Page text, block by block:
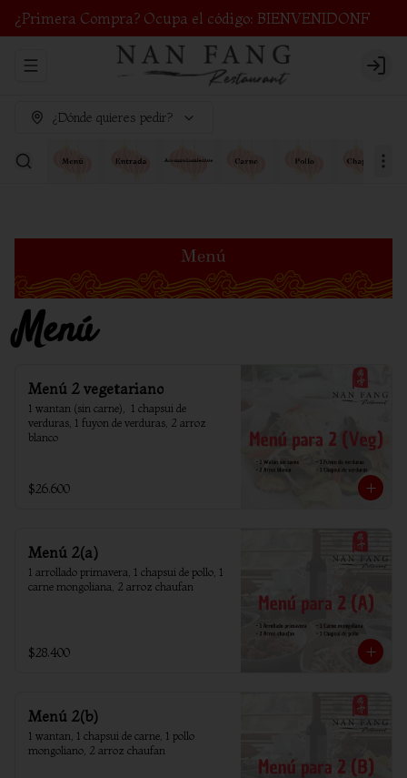
¿Primera Compra? Ocupa el código: BIENVENIDONF
Abrir menu de navegación Login
¿Dónde quieres pedir?
Menú
Menú 2 vegetariano
1 wantan (sin carne),  1 chapsui de
verduras, 1 fuyon de verduras, 2 arroz
blanco
$26.600
Menú 2(a)
1 arrollado primavera, 1 chapsui de pollo, 1
carne mongoliana, 2 arroz chaufan
$28.400
Menú 2(b)
1 wantan, 1 chapsui de carne, 1 pollo
mongoliano, 2 arroz chaufan